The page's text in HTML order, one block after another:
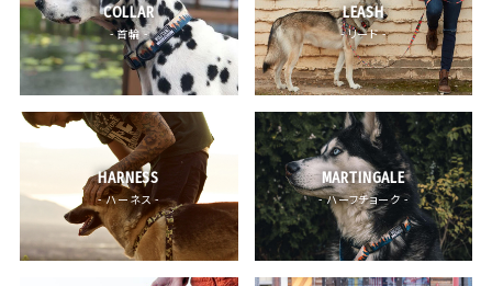
COLLAR
- 首輪 -
LEASH
- リード -
HARNESS
- ハーネス -
MARTINGALE
- ハーフチョーク -